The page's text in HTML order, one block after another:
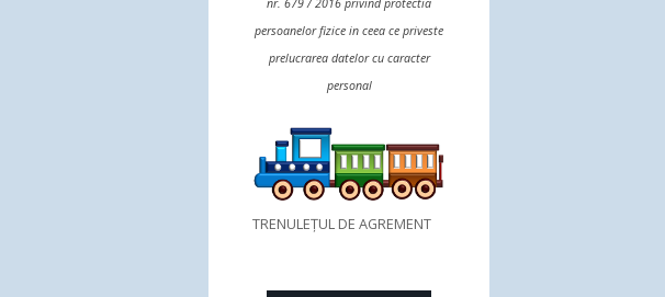
nr. 679 / 2016 privind protectia
persoanelor fizice in ceea ce priveste
prelucrarea datelor cu caracter
personal
TRENULEȚUL DE AGREMENT